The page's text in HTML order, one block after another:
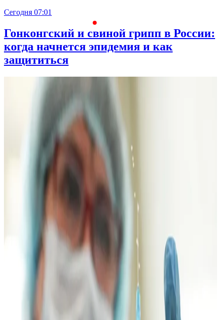
Сегодня 07:01
Гонконгский и свиной грипп в России:
когда начнется эпидемия и как
защититься